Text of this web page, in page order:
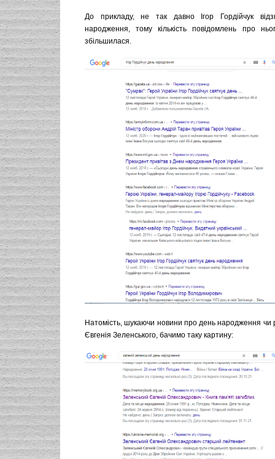
До прикладу, не так давно Ігор Гордійчук
народження, тому кількість повідомлень про
збільшилася.
Натомість, шукаючи новини про день народження чи
Євгенія Зеленського, бачимо таку картину: